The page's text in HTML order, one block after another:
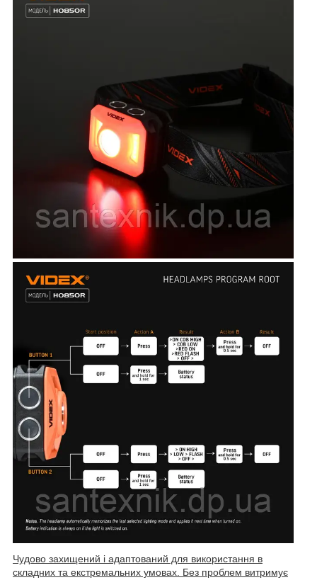
Чудово захищений і адаптований для використання в
складних та екстремальних умовах. Без проблем витримує